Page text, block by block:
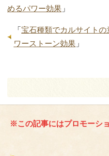
めるパワー効果 」
「 宝石種類でカルサイト
ワーストーン効果 」
※この記事にはプロモーシ